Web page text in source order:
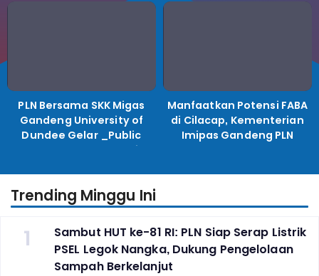
PLN Bersama SKK Migas
Gandeng University of
Dundee Gelar _Public
Lecture_, Kolaborasi
Manfaatkan Potensi FABA
di Cilacap, Kementerian
Imipas Gandeng PLN
Trending Minggu Ini
1
Sambut HUT ke-81 RI: PLN Siap Serap Listrik
PSEL Legok Nangka, Dukung Pengelolaan
Sampah Berkelanjut